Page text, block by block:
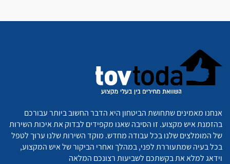
אנחנו מאמינים שתחושת הביטחון היא הדבר החשוב ביותר עבורכם
בהזמנת איש מקצוע. זו הסיבה שאנו מקפידים לבדוק את איכות השירות
של המומלצים שלנו בכל עבודה מחדש. מוקד השירות שלנו ערוך לטפל
בכל בעיה שמתעוררת לפני, במהלך ואחרי הביקור של איש המקצוע,
וידאג למלא את בקשתכם לשביעות רצונכם המלאה